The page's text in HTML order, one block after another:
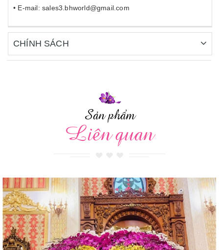
• E-mail: sales3.bhworld@gmail.com
CHÍNH SÁCH
Sản phẩm
Liên quan